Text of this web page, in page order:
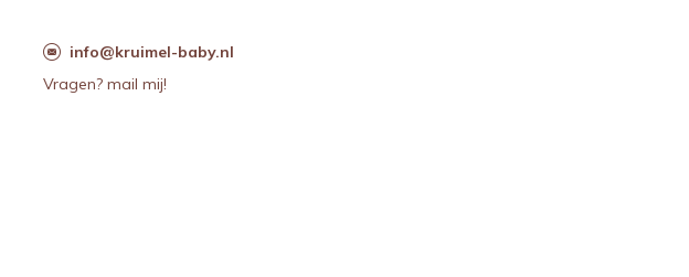
info@kruimel-baby.nl
Vragen? mail mij!